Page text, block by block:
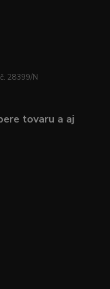
28399/N
tovaru a aj